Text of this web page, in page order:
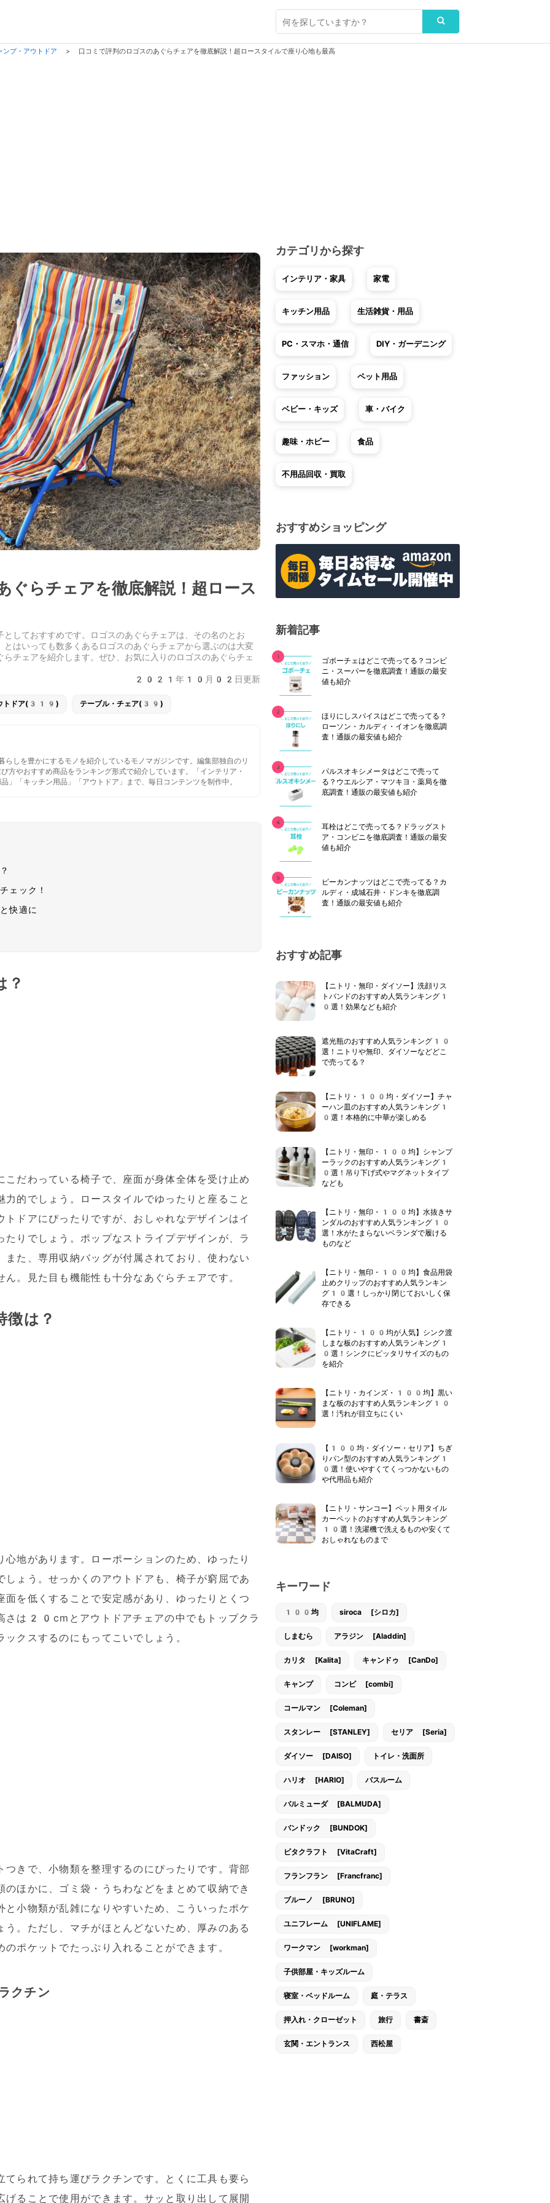
ンプ・アウトドア > 口コミで評判のロゴスのあぐらチェアを徹底解説！超ロースタイルで座り心地も最高
ぐらチェアを徹底解説！超ロース
しておすすめです。ロゴスのあぐらチェアは、その名のとお
はいっても数多くあるロゴスのあぐらチェアから選ぶのは大変
チェアを紹介します。ぜひ、お気に入りのロゴスのあぐらチェ
2021年10月02日更新
ウトドア(319) テーブル・チェア(39)
しを豊かにするモノを紹介しているモノマガジンです。編集部独自のリ
方やおすすめ商品をランキング形式で紹介しています。「インテリア・
」「キッチン用品」「アウトドア」まで、毎日コンテンツを制作中。
ェック！
快適に
？
だわっている椅子で、座面が身体全体を受け止め
的でしょう。ロースタイルでゆったりと座ること
ドアにぴったりですが、おしゃれなデザインはイ
りでしょう。ポップなストライプデザインが、ラ
た、専用収納バッグが付属されており、使わない
。見た目も機能性も十分なあぐらチェアです。
徴は？
地があります。ローポーションのため、ゆったり
ょう。せっかくのアウトドアも、椅子が窮屈であ
を低くすることで安定感があり、ゆったりとくつ
さは20cmとアウトドアチェアの中でもトップクラ
クスするのにもってこいでしょう。
きで、小物類を整理するのにぴったりです。背部
ほかに、ゴミ袋・うちわなどをまとめて収納でき
小物類が乱雑になりやすいため、こういったポケ
。ただし、マチがほとんどないため、厚みのある
ポケットでたっぷり入れることができます。
クチン
られて持ち運びラクチンです。とくに工具も要ら
ることで使用ができます。サッと取り出して展開
カテゴリから探す
インテリア・家具 家電
キッチン用品 生活雑貨・用品
PC・スマホ・通信 DIY・ガーデニング
ファッション ペット用品
ベビー・キッズ 車・バイク
趣味・ホビー 食品
不用品回収・買取
おすすめショッピング
新着記事
ゴボーチェはどこで売ってる？コンビ
ニ・スーパーを徹底調査！通販の最安
値も紹介
ほりにしスパイスはどこで売ってる？
ローソン・カルディ・イオンを徹底調
査！通販の最安値も紹介
パルスオキシメータはどこで売って
る？ウエルシア・マツキヨ・薬局を徹
底調査！通販の最安値も紹介
耳栓はどこで売ってる？ドラッグスト
ア・コンビニを徹底調査！通販の最安
値も紹介
ピーカンナッツはどこで売ってる？カ
ルディ・成城石井・ドンキを徹底調
査！通販の最安値も紹介
おすすめ記事
【ニトリ・無印・ダイソー】洗顔リス
トバンドのおすすめ人気ランキング1
0選！効果なども紹介
遮光瓶のおすすめ人気ランキング10
選！ニトリや無印、ダイソーなどどこ
で売ってる？
【ニトリ・100均・ダイソー】チャ
ーハン皿のおすすめ人気ランキング1
0選！本格的に中華が楽しめる
【ニトリ・無印・100均】シャンプ
ーラックのおすすめ人気ランキング1
0選！吊り下げ式やマグネットタイプ
なども
【ニトリ・無印・100均】水抜きサ
ンダルのおすすめ人気ランキング10
選！水がたまらないベランダで履ける
ものなど
【ニトリ・無印・100均】食品用袋
止めクリップのおすすめ人気ランキン
グ10選！しっかり閉じておいしく保
存できる
【ニトリ・100均が人気】シンク渡
しまな板のおすすめ人気ランキング1
0選！シンクにピッタリサイズのもの
を紹介
【ニトリ・カインズ・100均】黒い
まな板のおすすめ人気ランキング10
選！汚れが目立ちにくい
【100均・ダイソー・セリア】ちぎ
りパン型のおすすめ人気ランキング1
0選！使いやすくてくっつかないもの
や代用品も紹介
【ニトリ・サンコー】ペット用タイル
カーペットのおすすめ人気ランキング
10選！洗濯機で洗えるものや安くて
おしゃれなものまで
キーワード
100均 siroca [シロカ]
しまむら アラジン [Aladdin]
カリタ [Kalita] キャンドゥ [CanDo]
キャンプ コンビ [combi]
コールマン [Coleman]
スタンレー [STANLEY] セリア [Seria]
ダイソー [DAISO] トイレ・洗面所
ハリオ [HARIO] バスルーム
バルミューダ [BALMUDA]
バンドック [BUNDOK]
ビタクラフト [VitaCraft]
フランフラン [Francfranc]
ブルーノ [BRUNO]
ユニフレーム [UNIFLAME]
ワークマン [workman]
子供部屋・キッズルーム
寝室・ベッドルーム 庭・テラス
押入れ・クローゼット 旅行 書斎
玄関・エントランス 西松屋